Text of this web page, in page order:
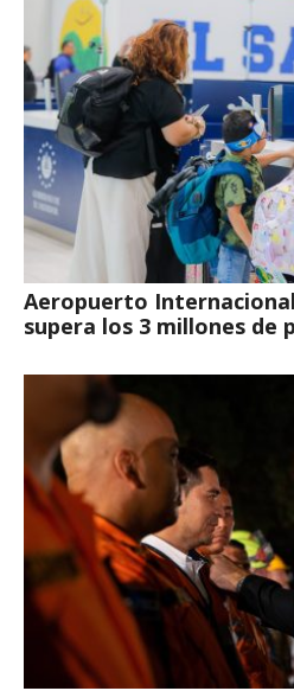
Aeropuerto
supera los 3 millones de